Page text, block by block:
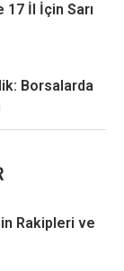
17 İl İçin Sarı
Borsalarda
Rakipleri ve